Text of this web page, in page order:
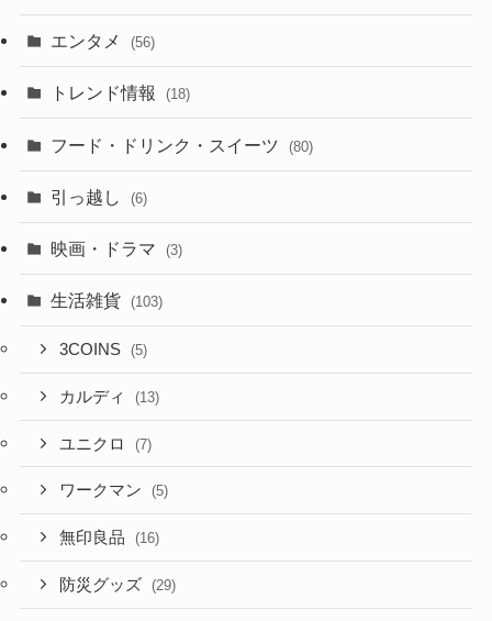
エンタメ (56)
トレンド情報 (18)
フード・ドリンク・スイーツ (80)
引っ越し (6)
映画・ドラマ (3)
生活雑貨 (103)
3COINS (5)
カルディ (13)
ユニクロ (7)
ワークマン (5)
無印良品 (16)
防災グッズ (29)